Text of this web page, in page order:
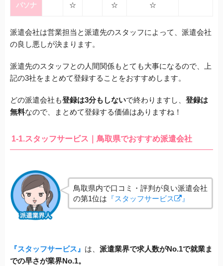
パソナ ☆ ☆ ☆
派遣会社は営業担当と派遣先のスタッフによって、派遣会社
の良し悪しが決まります。
派遣先のスタッフとの人間関係もとても大事になるので、上
記の3社をまとめて登録することをおすすめします。
どの派遣会社も登録は3分もしないで終わりますし、 登録は
無料なので、まとめて登録する価値はありますね！
1-1.スタッフサービス｜鳥取県でおすすめ派遣会社
鳥取県内で口コミ・評判が良い派遣会社
の第1位は 『スタッフサービス 』
『スタッフサービス』 は、 派遣業界で求人数がNo.1で就業ま
での早さが業界No.1。